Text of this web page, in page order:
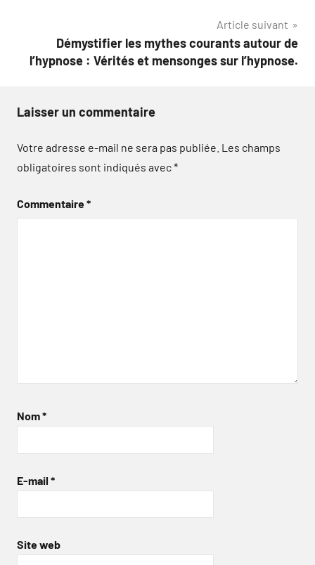
Article suivant
Démystifier les mythes courants autour de
l’hypnose : Vérités et mensonges sur l’hypnose.
Laisser un commentaire
Votre adresse e-mail ne sera pas publiée. Les champs
obligatoires sont indiqués avec*
Commentaire*
Nom*
E-mail *
Site web